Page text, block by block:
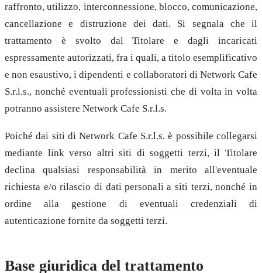
raffronto, utilizzo, interconnessione, blocco, comunicazione,
cancellazione e distruzione dei dati. Si segnala che il
trattamento è svolto dal Titolare e dagli incaricati
espressamente autorizzati, fra i quali, a titolo esemplificativo
e non esaustivo, i dipendenti e collaboratori di Network Cafe
S.r.l.s., nonché eventuali professionisti che di volta in volta
potranno assistere Network Cafe S.r.l.s.
Poiché dai siti di Network Cafe S.r.l.s. è possibile collegarsi
mediante link verso altri siti di soggetti terzi, il Titolare
declina qualsiasi responsabilità in merito all'eventuale
richiesta e/o rilascio di dati personali a siti terzi, nonché in
ordine alla gestione di eventuali credenziali di
autenticazione fornite da soggetti terzi.
Base giuridica del trattamento